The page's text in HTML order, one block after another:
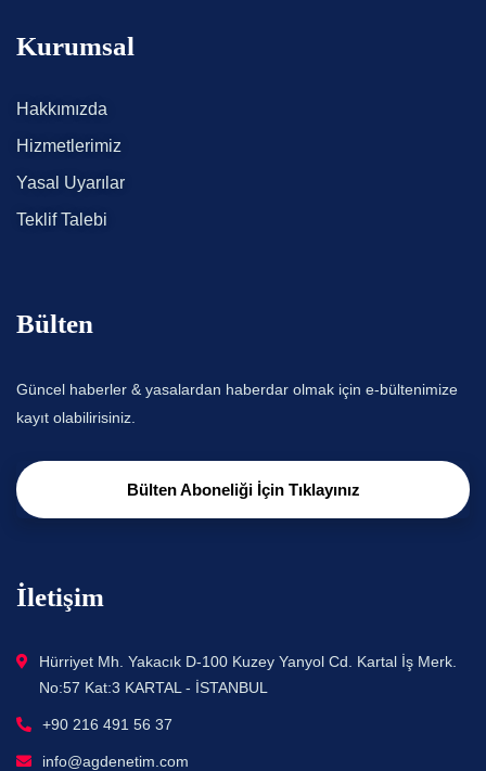
Kurumsal
Hakkımızda
Hizmetlerimiz
Yasal Uyarılar
Teklif Talebi
Bülten
Güncel haberler & yasalardan haberdar olmak için e-bültenimize
kayıt olabilirisiniz.
Bülten Aboneliği İçin Tıklayınız
İletişim
Hürriyet Mh. Yakacık D-100 Kuzey Yanyol Cd. Kartal İş Merk.
No:57 Kat:3 KARTAL - İSTANBUL
+90 216 491 56 37
info@agdenetim.com